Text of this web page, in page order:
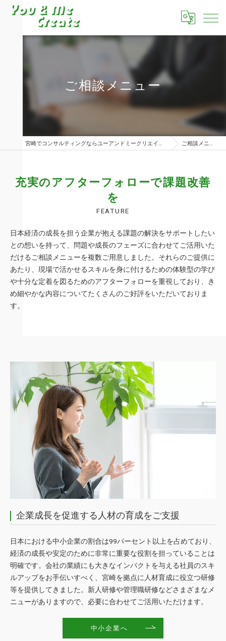
ご相談メニュー
宮崎でコンサルティングならユーアンドミークリエイト株式会社 ご相談メニュー
充実のアフターフォローで課題改善
を
FEATURE
日本経済の成長を担う企業が抱える課題の解決をサポートしたい
との想いを持って、問題や成長のフェーズに合わせてご活用いた
だけるご相談メニューを複数ご用意しました。それらのご提供に
あたり、現場で活かせるスキルを身に付けるための体験型の学び
や十分な定着を図るためのアフターフォローを重視しており、き
め細やかな内容についてたくさんのご好評をいただいておりま
す。
企業成長を促進する人材の育成をご支援
日本における中小企業の割合は99パーセント以上を占めており、
経済の成長や安定のために非常に重要な役割を担っていることは
明確です。会社の業績にも大きなインパクトを与える社員のスキ
ルアップをお手伝いすべく、宮崎を拠点に人材育成に役立つ研修
等を提供してきました。新人研修や管理職研修などさまざまなメ
ニューがありますので、必要に合わせてご活用いただけます。
中小企業へ